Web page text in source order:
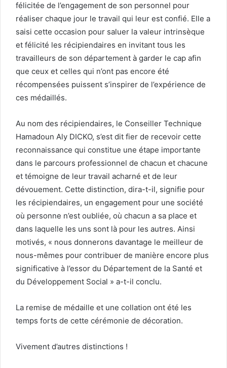
félicitée de l’engagement de son personnel pour
réaliser chaque jour le travail qui leur est confié. Elle a
saisi cette occasion pour saluer la valeur intrinsèque
et félicité les récipiendaires en invitant tous les
travailleurs de son département à garder le cap afin
que ceux et celles qui n’ont pas encore été
récompensées puissent s’inspirer de l’expérience de
ces médaillés.
Au nom des récipiendaires, le Conseiller Technique
Hamadoun Aly DICKO, s’est dit fier de recevoir cette
reconnaissance qui constitue une étape importante
dans le parcours professionnel de chacun et chacune
et témoigne de leur travail acharné et de leur
dévouement. Cette distinction, dira-t-il, signifie pour
les récipiendaires, un engagement pour une société
où personne n’est oubliée, où chacun a sa place et
dans laquelle les uns sont là pour les autres. Ainsi
motivés, « nous donnerons davantage le meilleur de
nous-mêmes pour contribuer de manière encore plus
significative à l’essor du Département de la Santé et
du Développement Social » a-t-il conclu.
La remise de médaille et une collation ont été les
temps forts de cette cérémonie de décoration.
Vivement d’autres distinctions !